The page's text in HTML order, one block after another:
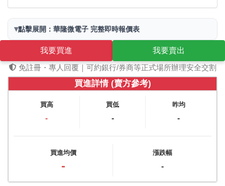
▾點擊展開：華隆微電子 完整即時報價表
我要買進
我要賣出
免註冊・專人回覆｜可約銀行/券商等正式場所辦理安全交割
買進詳情 (賣方參考)
買高
-
買低
-
昨均
-
買進均價
-
漲跌幅
-